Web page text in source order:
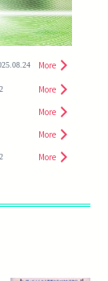
More
More
More
More
More